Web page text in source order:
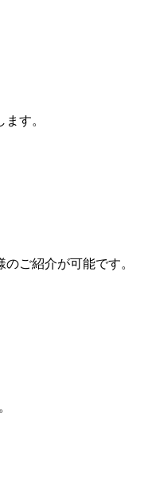
す。
ご紹介が可能です。